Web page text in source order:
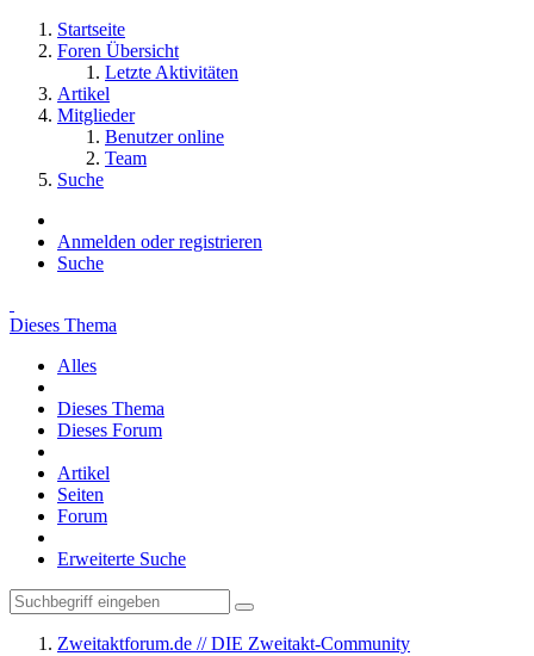
Startseite
Foren Übersicht
Letzte Aktivitäten
Artikel
Mitglieder
Benutzer online
Team
Suche
Anmelden oder registrieren
Suche
Dieses Thema
Alles
Dieses Thema
Dieses Forum
Artikel
Seiten
Forum
Erweiterte Suche
Zweitaktforum.de // DIE Zweitakt-Community